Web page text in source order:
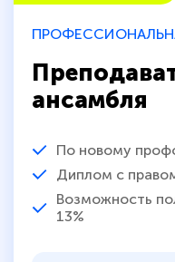
ансамбля
По новому
Диплом с
Возможность
13%